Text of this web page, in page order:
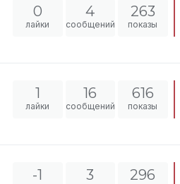
0
лайки
4
сообщений
263
показы
1
лайки
16
сообщений
616
показы
-1 3 296